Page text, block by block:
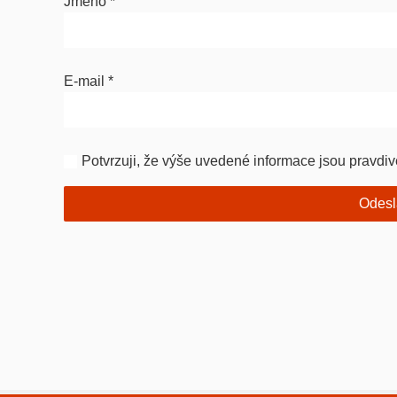
E-mail *
Potvrzuji, že výše uvedené informace jsou